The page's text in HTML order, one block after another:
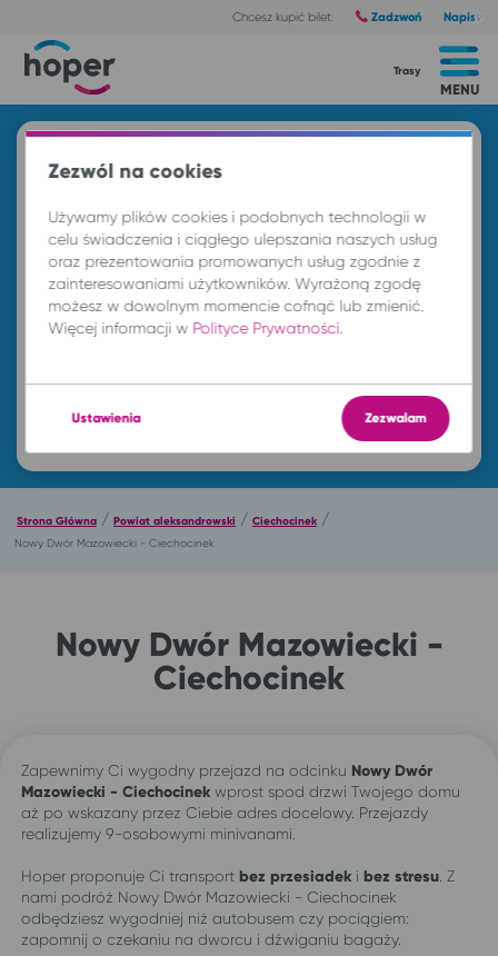
Chcesz kupić bilet: Zadzwoń Napisz
MENU
Trasy
DO
Znajdź przejazd
Strona Główna / Powiat aleksandrowski / Ciechocinek /
Nowy Dwór Mazowiecki - Ciechocinek
Nowy Dwór Mazowiecki -
Ciechocinek
Zapewnimy Ci wygodny przejazd na odcinku Nowy Dwór
Mazowiecki - Ciechocinek wprost spod drzwi Twojego domu
aż po wskazany przez Ciebie adres docelowy. Przejazdy
realizujemy 9-osobowymi minivanami.
Hoper proponuje Ci transport bez przesiadek i bez stresu . Z
nami podróż Nowy Dwór Mazowiecki - Ciechocinek
odbędziesz wygodniej niż autobusem czy pociągiem:
zapomnij o czekaniu na dworcu i dźwiganiu bagaży.
Zezwól na cookies
Używamy plików cookies i podobnych technologii w
celu świadczenia i ciągłego ulepszania naszych usług
oraz prezentowania promowanych usług zgodnie z
zainteresowaniami użytkowników. Wyrażoną zgodę
możesz w dowolnym momencie cofnąć lub zmienić.
Więcej informacji w Polityce Prywatności
Ustawienia Zezwalam